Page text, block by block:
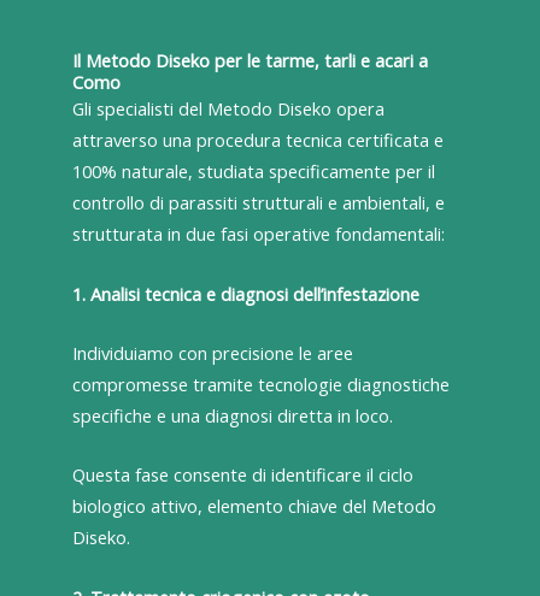
Il Metodo Diseko per le tarme, tarli e acari a
Como
Gli specialisti del Metodo Diseko opera
attraverso una procedura tecnica certificata e
100% naturale, studiata specificamente per il
controllo di parassiti strutturali e ambientali, e
strutturata in due fasi operative fondamentali:
1. Analisi tecnica e diagnosi dell’infestazione
Individuiamo con precisione le aree
compromesse tramite tecnologie diagnostiche
specifiche e una diagnosi diretta in loco.
Questa fase consente di identificare il ciclo
biologico attivo, elemento chiave del Metodo
Diseko.